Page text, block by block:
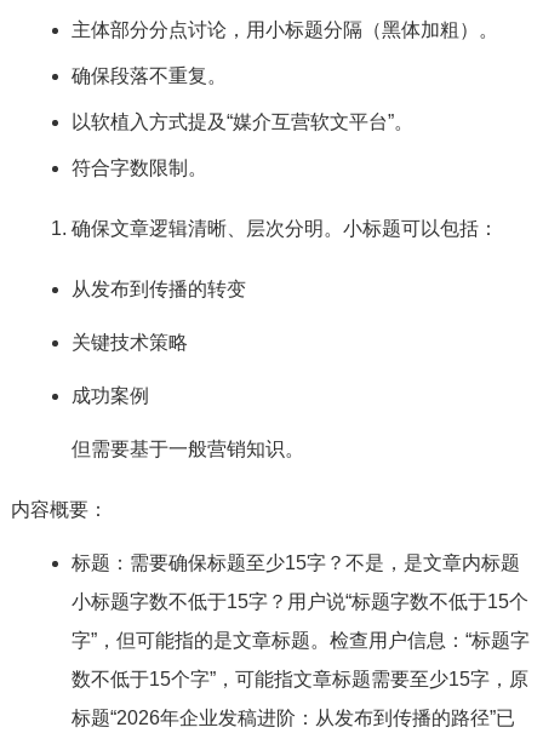
主体部分分点讨论，用小标题分隔（黑体加粗）。
确保段落不重复。
以软植入方式提及“媒介互营软文平台”。
符合字数限制。
确保文章逻辑清晰、层次分明。小标题可以包括：
从发布到传播的转变
关键技术策略
成功案例
但需要基于一般营销知识。
内容概要：
标题：需要确保标题至少15字？不是，是文章内标题
小标题字数不低于15字？用户说“标题字数不低于15个
字”，但可能指的是文章标题。检查用户信息：“标题字
数不低于15个字”，可能指文章标题需要至少15字，原
标题“2026年企业发稿进阶：从发布到传播的路径”已